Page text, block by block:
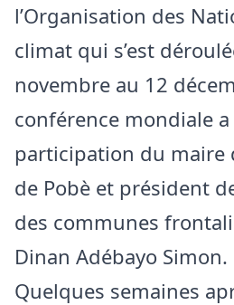
l’Organisation des
climat qui s’est
novembre au 12
conférence mondiale
participation du maire
de Pobè et président
des communes
Dinan Adébayo Simon.
Quelques semaines